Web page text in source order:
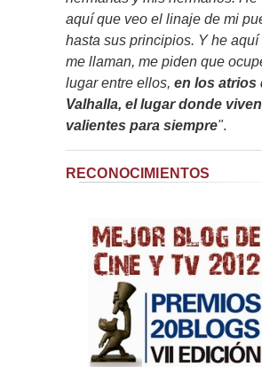
aquí que veo el linaje de mi
hasta sus principios. Y he aquí
me llaman, me piden que
lugar entre ellos, en los atrios
Valhalla, el lugar donde
valientes para siempre".
RECONOCIMIENTOS